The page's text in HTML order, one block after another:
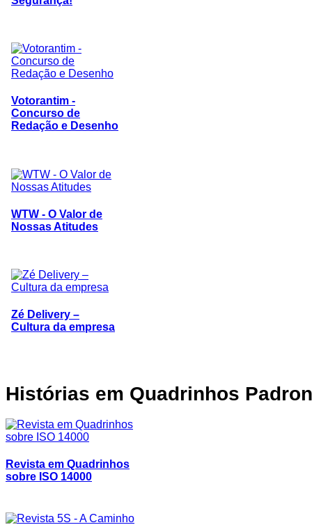
Votorantim -
Concurso de
Redação e Desenho
WTW - O Valor de
Nossas Atitudes
Zé Delivery –
Cultura da empresa
Histórias em Quadrinhos
Revista em Quadrinhos
sobre ISO 14000